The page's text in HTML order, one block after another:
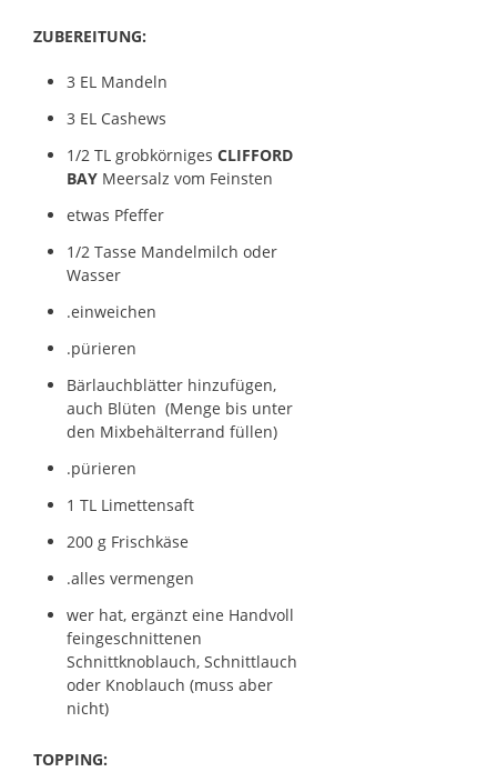
ZUBEREITUNG:
3 EL Mandeln
3 EL Cashews
1/2 TL grobkörniges CLIFFORD
BAY Meersalz vom Feinsten
etwas Pfeffer
1/2 Tasse Mandelmilch oder
Wasser
.einweichen
.pürieren
Bärlauchblätter hinzufügen,
auch Blüten (Menge bis unter
den Mixbehälterrand füllen)
.pürieren
1 TL Limettensaft
200 g Frischkäse
.alles vermengen
wer hat, ergänzt eine Handvoll
feingeschnittenen
Schnittknoblauch, Schnittlauch
oder Knoblauch (muss aber
nicht)
TOPPING: